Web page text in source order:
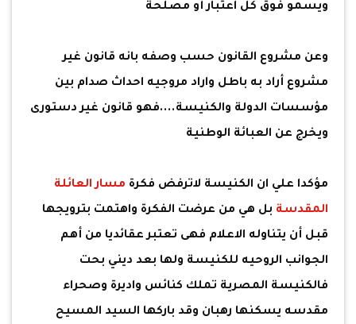
ويسمو فوق كل اعتبار أو مصلحة
وعن مشروع القانون حسب وصفه بانه قانون غير
مشروع أراد به باطل واراد مروجيه احداث صدام بين
مؤسسات الدولة والكنيسة....فهو قانون غير دستورى
ويخرج عن العبائة الوطنية
مؤكدا علي ان الكنيسة لاترفض فكرة مسار العائلة
المقدسة بل هي من عرضت الفكرة واهتمت بترويجها
قبل أن يتناوله الاعلام فهى تعتبر عقائديا من أهم
الجوانب الروحيه للكنيسة ولها بعد ديني بحت
فالكنيسة المصرية تملك كنائس واديرة وصحراء
مقدسه يسكنها رهبان وقد باركها السيد المسيح